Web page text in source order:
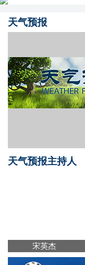
天气预报
天气预报主持人
宋英杰